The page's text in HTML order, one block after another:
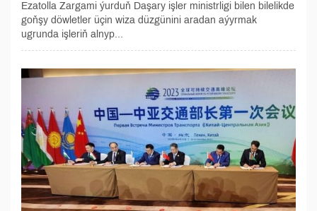
Ezatolla Zargami ýurduň Daşary işler ministrligi bilen bilelikde
goňşy döwletler üçin wiza düzgünini aradan aýyrmak
ugrunda işleriň alnyp...